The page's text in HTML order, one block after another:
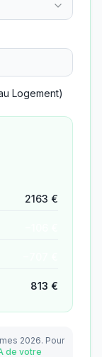
Logement)
2163 €
813 €
2026. Pour
de votre